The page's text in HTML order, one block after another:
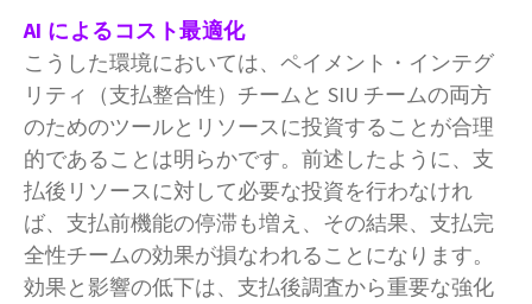
AI によるコスト最適化
こうした環境においては、ペイメント・インテグ
リティ（支払整合性）チームと SIU チームの両方
のためのツールとリソースに投資することが合理
的であることは明らかです。前述したように、支
払後リソースに対して必要な投資を行わなけれ
ば、支払前機能の停滞も増え、その結果、支払完
全性チームの効果が損なわれることになります。
効果と影響の低下は、支払後調査から重要な強化